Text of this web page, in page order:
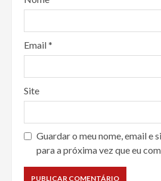
Email*
Site
Guardar o meu nome, email e
para a próxima vez que eu